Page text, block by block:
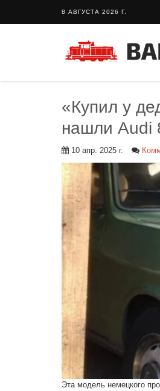
8 АВГУСТА 2026 Г.
«Купил у
нашли Audi
10 апр. 2025 г.
Эта модель немецкого